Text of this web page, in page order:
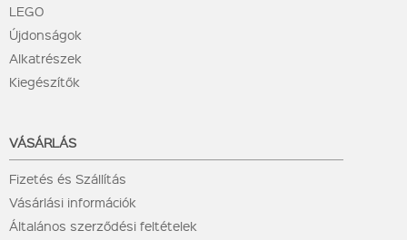
LEGO
Újdonságok
Alkatrészek
Kiegészítők
VÁSÁRLÁS
Fizetés és Szállítás
Vásárlási információk
Általános szerződési feltételek